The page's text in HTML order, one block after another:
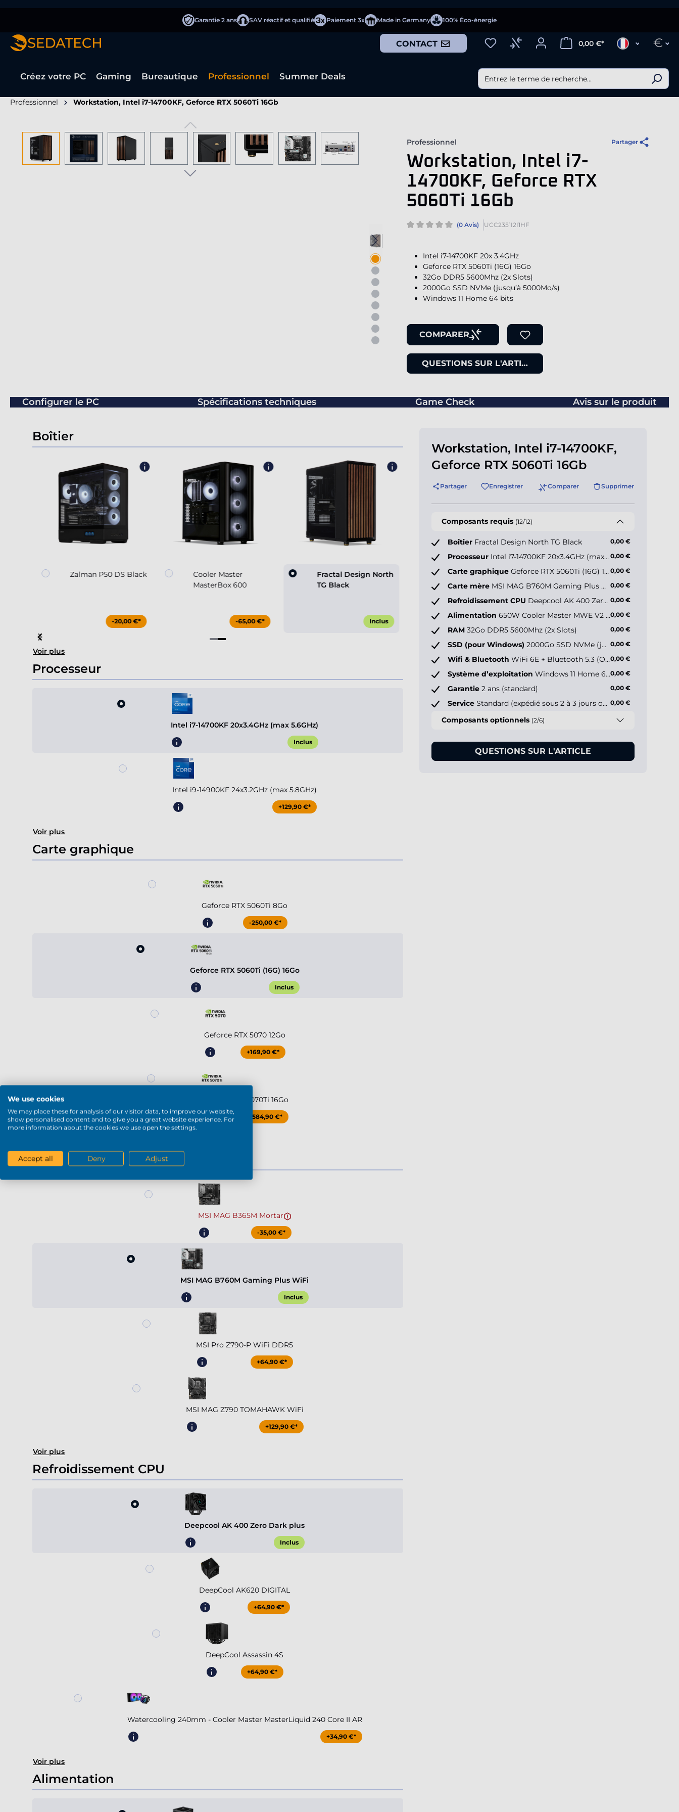
Garantie 2 ans SAV réactif et qualifié Paiement 3x Made in Germany 100% Éco-énergie
CONTACT 0,00 €* €
Créez votre PC Gaming Bureautique Professionnel Summer Deals
Professionnel Workstation, Intel i7-14700KF, Geforce RTX 5060Ti 16Gb
Ignorer la galerie d'images
Professionnel Partager
Workstation, Intel i7-
14700KF, Geforce RTX
5060Ti 16Gb
(0 Avis) UCC2351I2I1HF
Intel i7-14700KF 20x 3.4GHz
Geforce RTX 5060Ti (16G) 16Go
32Go DDR5 5600Mhz (2x Slots)
2000Go SSD NVMe (jusqu’à 5000Mo/s)
Windows 11 Home 64 bits
COMPARER
QUESTIONS SUR L'ARTICLE
Configurer le PC Spécifications techniques Game Check Avis sur le produit
Boîtier
Zalman P50 DS Black
-20,00 €*
Cooler Master
MasterBox 600
-65,00 €*
Fractal Design North
TG Black
Inclus
Item
4
of
4
Voir plus
Processeur
Intel i7-14700KF 20x3.4GHz (max 5.6GHz)
Inclus
Intel i9-14900KF 24x3.2GHz (max 5.8GHz)
+129,90 €*
Voir plus
Carte graphique
Geforce RTX 5060Ti 8Go
-250,00 €*
Geforce RTX 5060Ti (16G) 16Go
Inclus
Geforce RTX 5070 12Go
+169,90 €*
Geforce RTX 5070Ti 16Go
+584,90 €*
Carte mère
MSI MAG B365M Mortar
-35,00 €*
MSI MAG B760M Gaming Plus WiFi
Inclus
MSI Pro Z790-P WiFi DDR5
+64,90 €*
MSI MAG Z790 TOMAHAWK WiFi
+129,90 €*
Voir plus
Refroidissement CPU
Deepcool AK 400 Zero Dark plus
Inclus
DeepCool AK620 DIGITAL
+64,90 €*
DeepCool Assassin 4S
+64,90 €*
Watercooling 240mm - Cooler Master MasterLiquid 240 Core II AR
+34,90 €*
Voir plus
Alimentation
Workstation, Intel i7-14700KF,
Geforce RTX 5060Ti 16Gb
Partager Enregistrer Comparer Supprimer
Composants requis (12/12)
Boîtier Fractal Design North TG Black 0,00 €
Processeur Intel i7-14700KF 20x3.4GHz (max 5.6GHz) 0,00 €
Carte graphique Geforce RTX 5060Ti (16G) 16Go 0,00 €
Carte mère MSI MAG B760M Gaming Plus WiFi 0,00 €
Refroidissement CPU Deepcool AK 400 Zero Dark plus 0,00 €
Alimentation 650W Cooler Master MWE V2 (80+ Gold)0,00 €
RAM 32Go DDR5 5600Mhz (2x Slots) 0,00 €
SSD (pour Windows) 2000Go SSD NVMe (jusqu’à 5000Mo/s) 0,00 €
Wifi & Bluetooth WiFi 6E + Bluetooth 5.3 (Onboard)0,00 €
Système d’exploitation Windows 11 Home 64 bits FR0,00 €
Garantie 2 ans (standard) 0,00 €
Service Standard (expédié sous 2 à 3 jours ouvrés) 0,00 €
Composants optionnels (2/6)
QUESTIONS SUR L'ARTICLE
We use cookies
We may place these for analysis of our visitor data, to improve our website,
show personalised content and to give you a great website experience. For
more information about the cookies we use open the settings.
Accept all Deny Adjust